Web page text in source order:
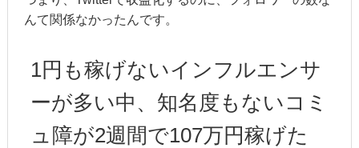
んて関係なかったんです。
1円も稼げないインフルエンサ
ーが多い中、知名度もないコミ
ュ障が2週間で107万円稼げた